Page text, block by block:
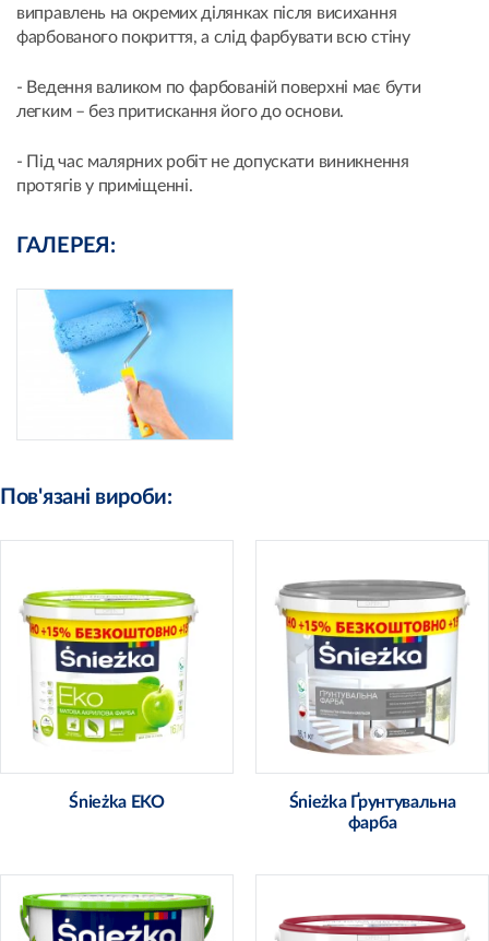
виправлень на окремих ділянках після висихання
фарбованого покриття, а слід фарбувати всю стіну
- Ведення валиком по фарбованій поверхні має бути
легким – без притискання його до основи.
- Під час малярних робіт не допускати виникнення
протягів у приміщенні.
ГАЛЕРЕЯ:
Пов'язані вироби:
Śnieżka EKO
Śnieżka Ґрунтувальна
фарба